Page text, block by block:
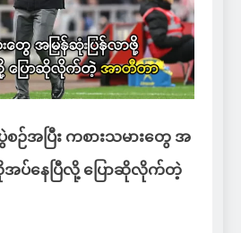
ဉ်အပြီး ကစားသမားတွေ အ
လိုအပ်နေပြီလို့ ပြောဆိုလိုက်တဲ့